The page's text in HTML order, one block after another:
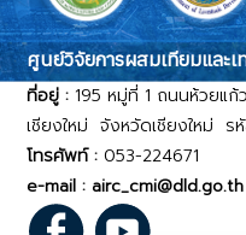
ศูนย์วิจัยการผสมเทียมและเ
ที่อยู่ :195 หมู่ที่ 1 ถนนห้วยแ
เชียงใหม่ จังหวัดเชียงใหม่
โทรศัพท์ : 053-224671
e-mail : airc_cmi@dld.go.th